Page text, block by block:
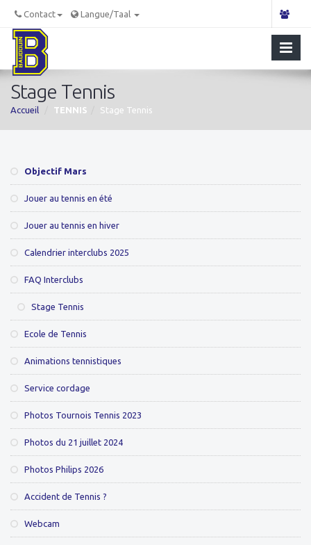
Contact Langue/Taal
Stage Tennis
Accueil TENNIS Stage Tennis
Objectif Mars
Jouer au tennis en été
Jouer au tennis en hiver
Calendrier interclubs 2025
FAQ Interclubs
Stage Tennis
Ecole de Tennis
Animations tennistiques
Service cordage
Photos Tournois Tennis 2023
Photos du 21 juillet 2024
Photos Philips 2026
Accident de Tennis ?
Webcam